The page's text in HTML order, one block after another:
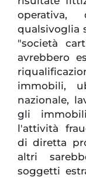
operativa,
qualsivoglia
"società
avrebbero
immobili,
nazionale,
gli
l'attività
di diretta
altri
soggetti